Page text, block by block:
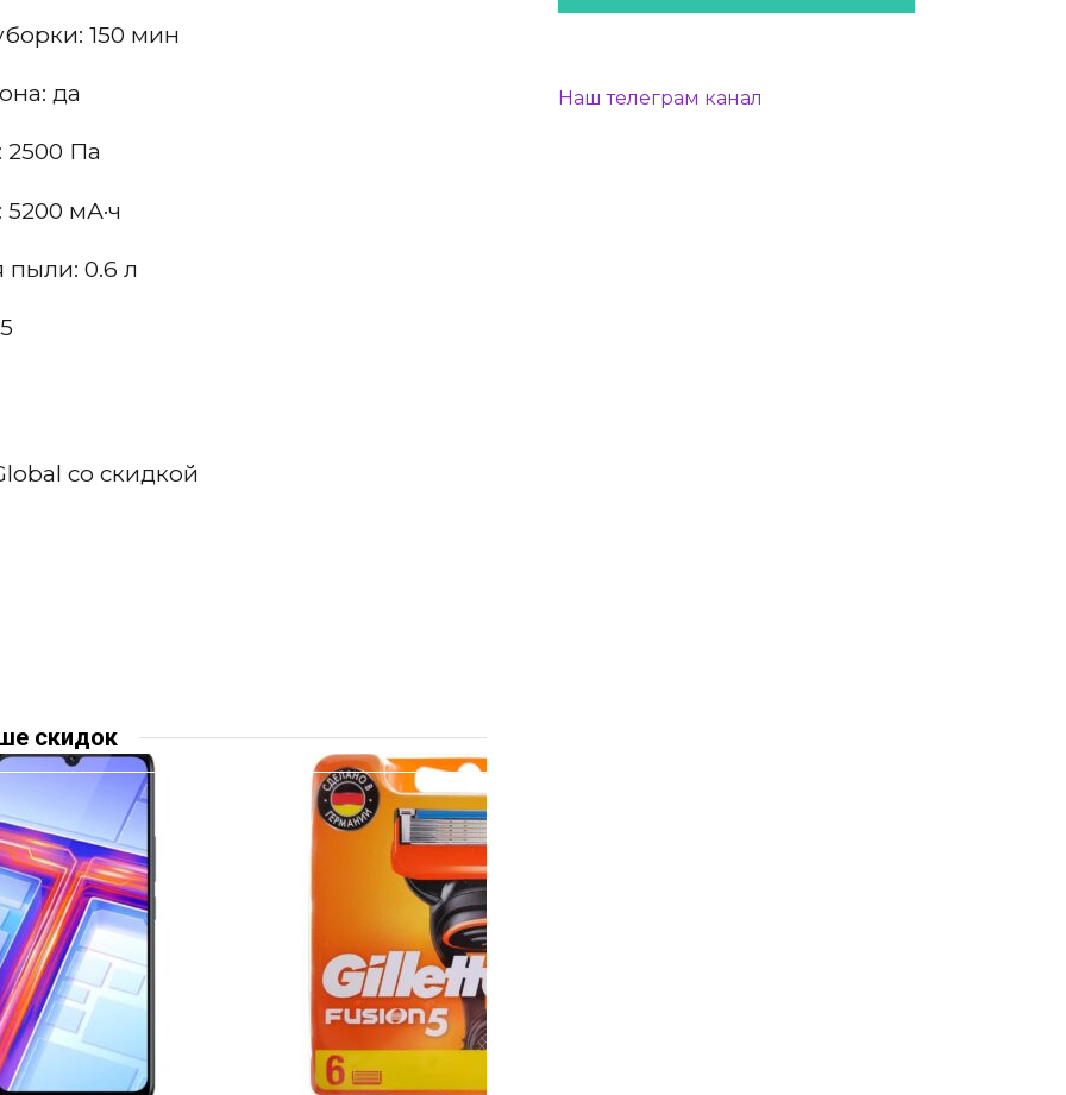
150 мин
да
2500 Па
мА·ч
пыли: 0.6 л
скидок
Наш телеграм канал